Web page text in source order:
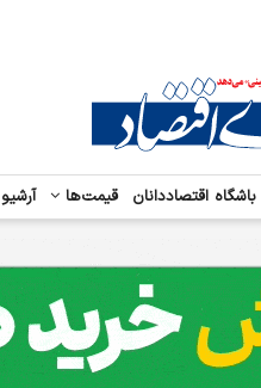
باشگاه اقتصاددانان قیمت‌ها آرشیو